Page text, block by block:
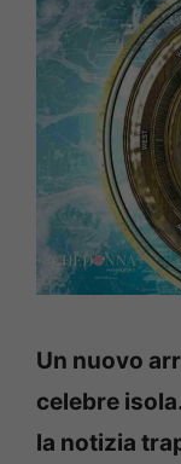
Un nuovo
celebre
la notizia